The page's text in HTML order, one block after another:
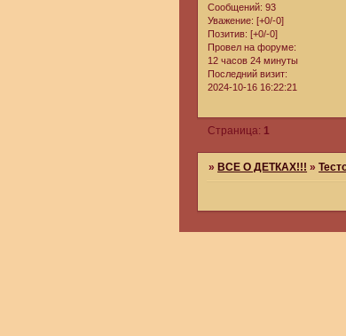
Сообщений: 93
Уважение: [+0/-0]
Позитив: [+0/-0]
Провел на форуме:
12 часов 24 минуты
Последний визит:
2024-10-16 16:22:21
Страница: 1
» ВСЕ О ДЕТКАХ!!! »